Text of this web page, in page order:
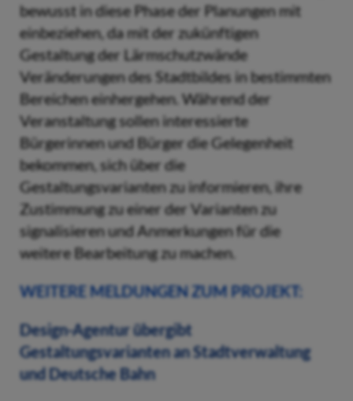
bewusst in diese Phase der Planungen mit
einbeziehen, da mit der zukünftigen
Gestaltung der Lärmschutzwände
Veränderungen des Stadtbildes in bestimmten
Bereichen einhergehen. Während der
Veranstaltung sollen interessierte
Bürgerinnen und Bürger die Gelegenheit
bekommen, sich über die
Gestaltungsvarianten zu informieren, ihre
Zustimmung zu einer der Varianten zu
signalisieren und Anmerkungen für die
weitere Bearbeitung zu machen.
WEITERE MELDUNGEN ZUM PROJEKT:
Design-Agentur übergibt
Gestaltungsvarianten an Stadtverwaltung
und Deutsche Bahn